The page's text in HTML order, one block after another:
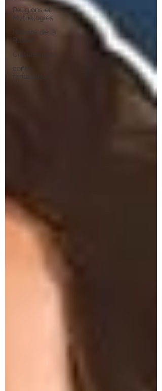
Religions et
Mythologies
Histoire de la
Russie
Culture russe
conte
fantastique